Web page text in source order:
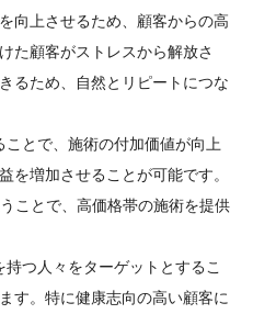
向上させるため、顧客からの高
た顧客がストレスから解放さ
るため、自然とリピートにつな
とで、施術の付加価値が向上
を増加させることが可能です。
ことで、高価格帯の施術を提供
つ人々をターゲットとするこ
す。特に健康志向の高い顧客に